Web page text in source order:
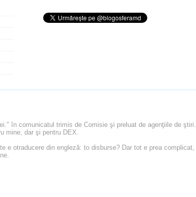
în comunicatul trimis de Comisie şi preluat de agenţiile de ştiri.
mine, dar şi pentru DEX.
e otraducere din engleză: to disburse? Dar tot e prea complicat,